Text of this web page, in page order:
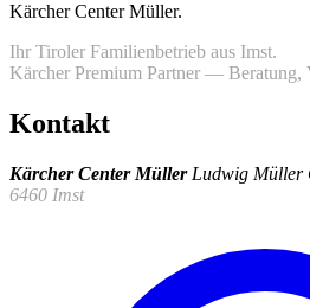
Kärcher Center Müller.
Ihr Tiroler Familienbetrieb aus Imst.
Kärcher Premium Partner — Beratung,
Kontakt
Kärcher Center Müller Ludwig Müller
6460 Imst